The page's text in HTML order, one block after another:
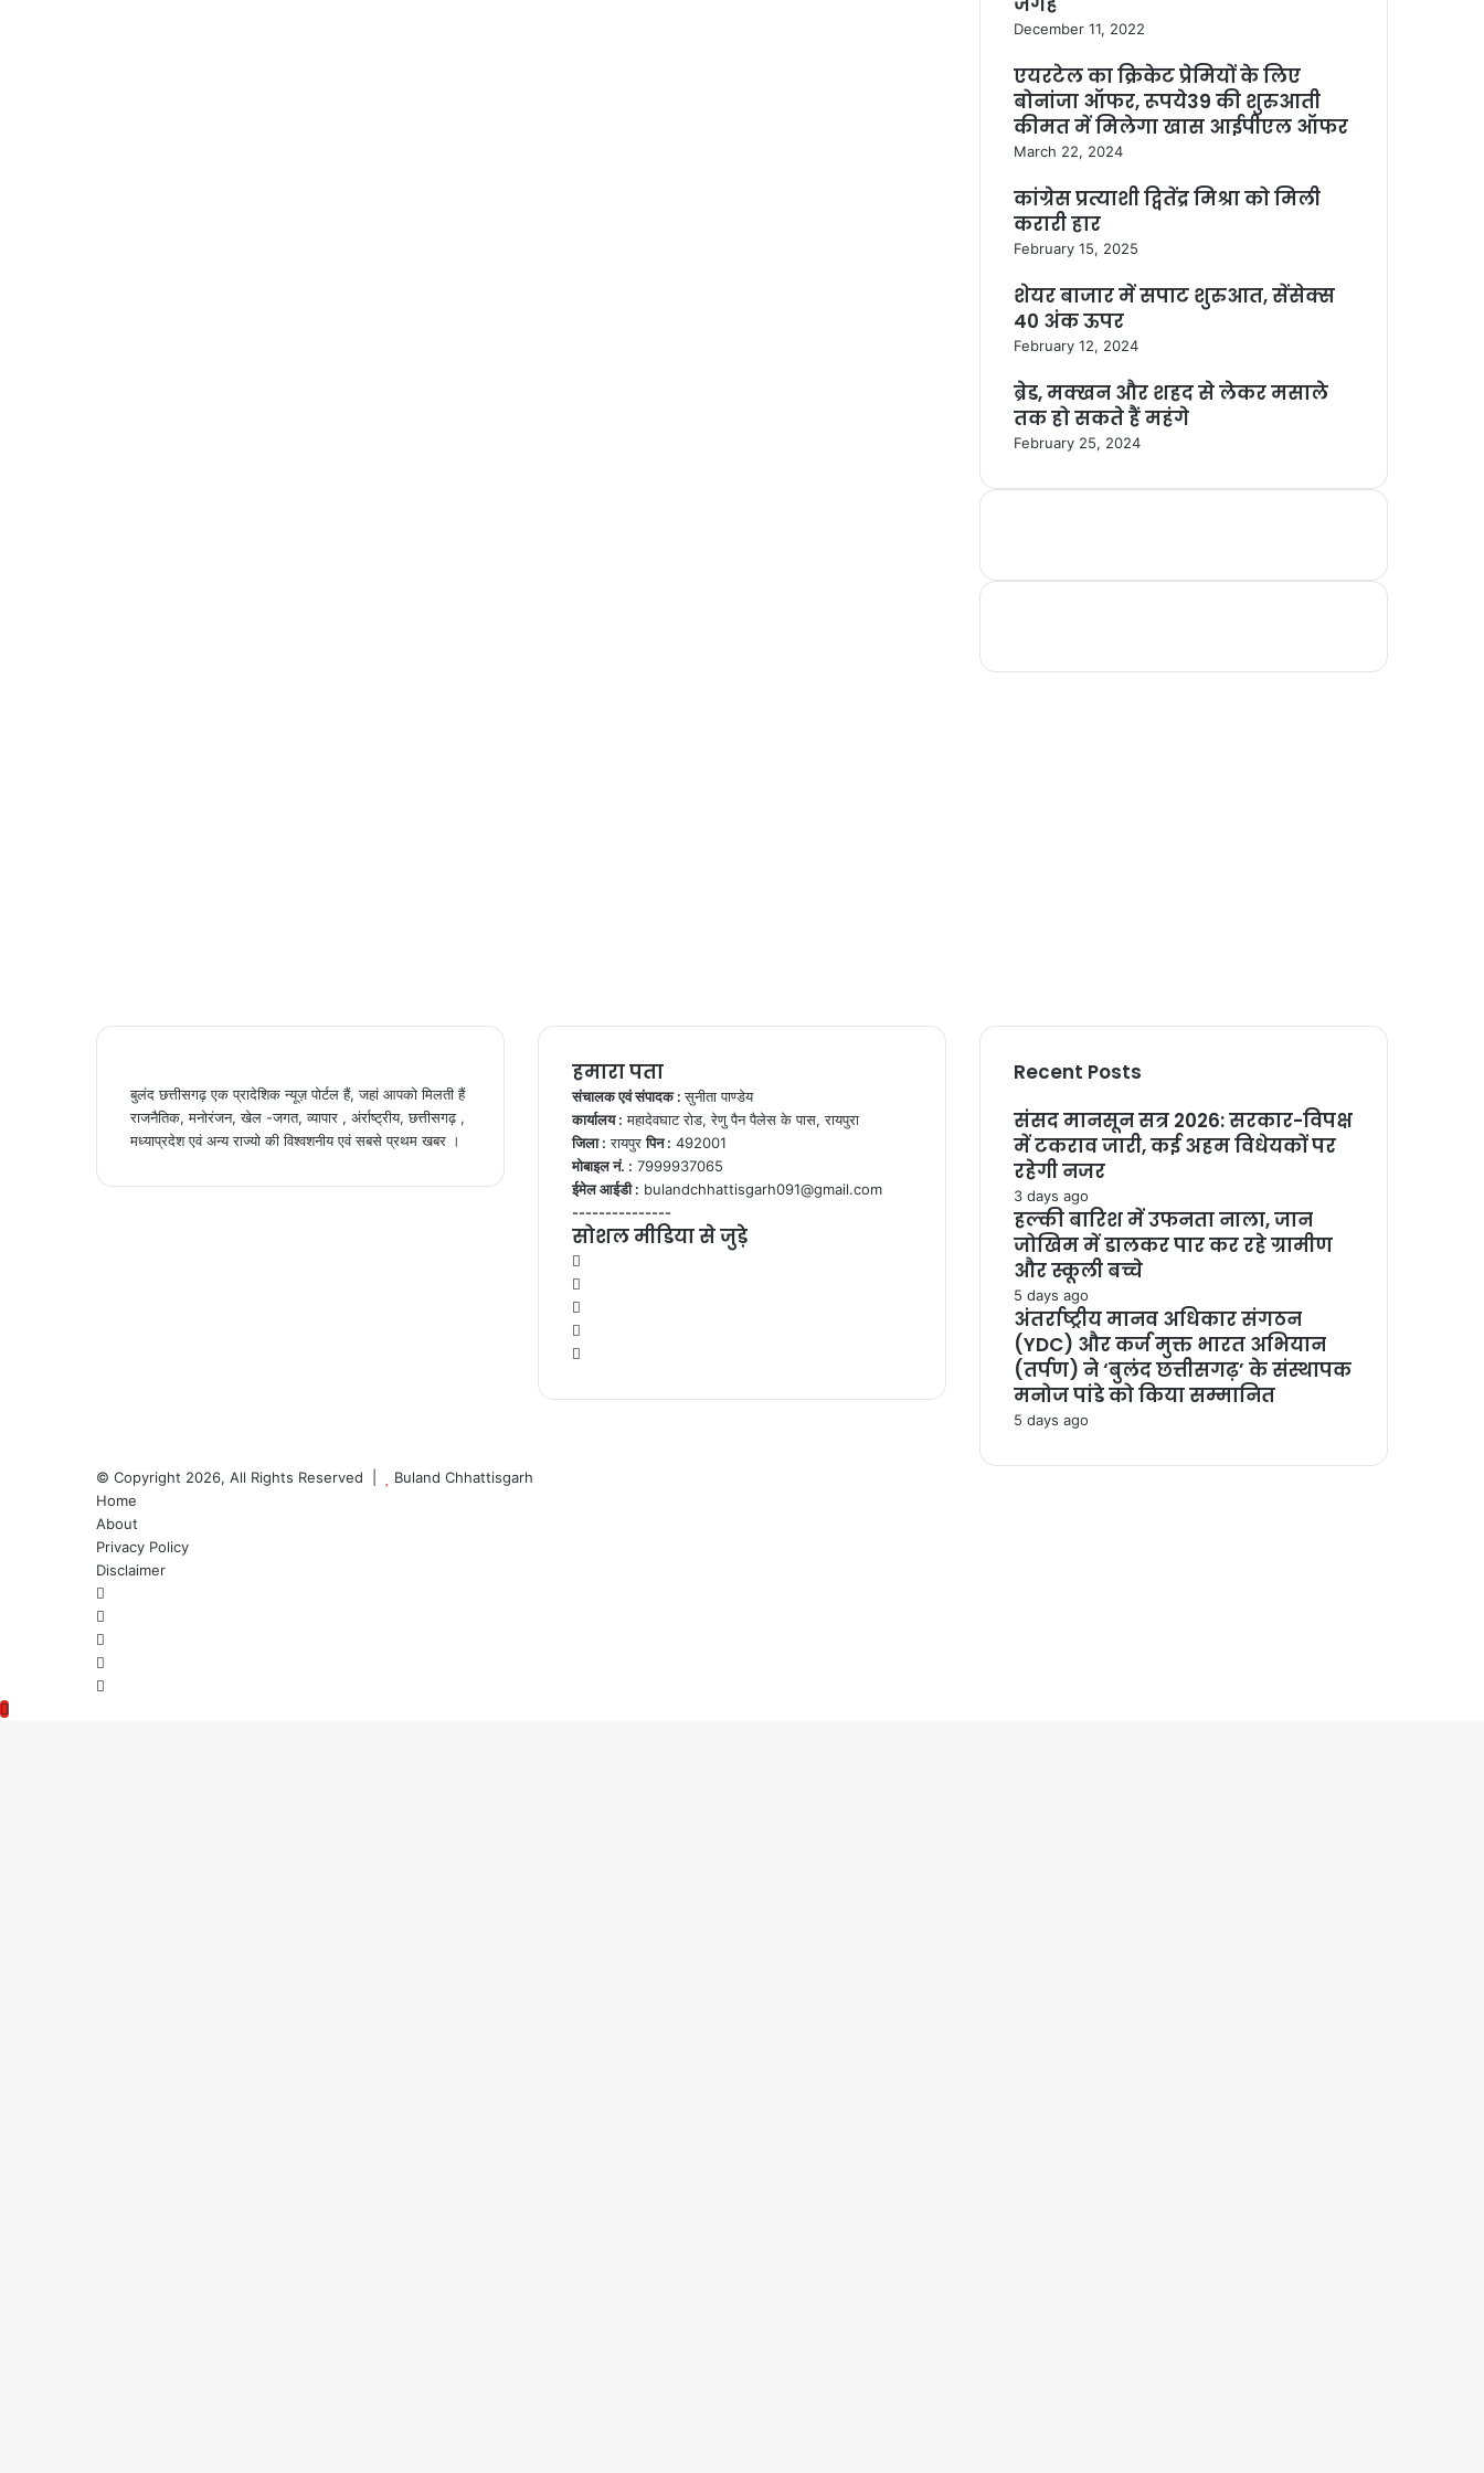
December 11, 2022
एयरटेल का क्रिकेट प्रेमियों के लिए
बोनांजा ऑफर, रूपये39 की शुरुआती
कीमत में मिलेगा खास आईपीएल ऑफर
March 22, 2024
कांग्रेस प्रत्याशी द्वितेंद्र मिश्रा को मिली
करारी हार
February 15, 2025
शेयर बाजार में सपाट शुरुआत, सेंसेक्स
40 अंक ऊपर
February 12, 2024
ब्रेड, मक्खन और शहद से लेकर मसाले
तक हो सकते हैं महंगे
February 25, 2024
बुलंद छत्तीसगढ़ एक प्रादेशिक न्यूज़ पोर्टल हैं, जहां आपको मिलती हैं
राजनैतिक, मनोरंजन, खेल -जगत, व्यापार , अंर्राष्ट्रीय, छत्तीसगढ़ ,
मध्याप्रदेश एवं अन्य राज्यो की विश्वशनीय एवं सबसे प्रथम खबर ।
हमारा पता
संचालक एवं संपादक :सुनीता पाण्डेय
कार्यालय : महादेवघाट रोड, रेणु पैन पैलेस के पास, रायपुरा
जिला : रायपुरपिन : 492001
मोबाइल नं. : 7999937065
ईमेल आईडी : bulandchhattisgarh091@gmail.com
---------------
सोशल मीडिया से जुड़े
Recent Posts
संसद मानसून सत्र 2026: सरकार-विपक्ष
में टकराव जारी, कई अहम विधेयकों पर
रहेगी नजर
3 days ago
हल्की बारिश में उफनता नाला, जान
जोखिम में डालकर पार कर रहे ग्रामीण
और स्कूली बच्चे
5 days ago
अंतर्राष्ट्रीय मानव अधिकार संगठन
(YDC) और कर्ज मुक्त भारत अभियान
(तर्पण) ने ‘बुलंद छत्तीसगढ़’ के संस्थापक
मनोज पांडे को किया सम्मानित
5 days ago
© Copyright 2026, All Rights Reserved |
Buland Chhattisgarh
Home
About
Privacy Policy
Disclaimer